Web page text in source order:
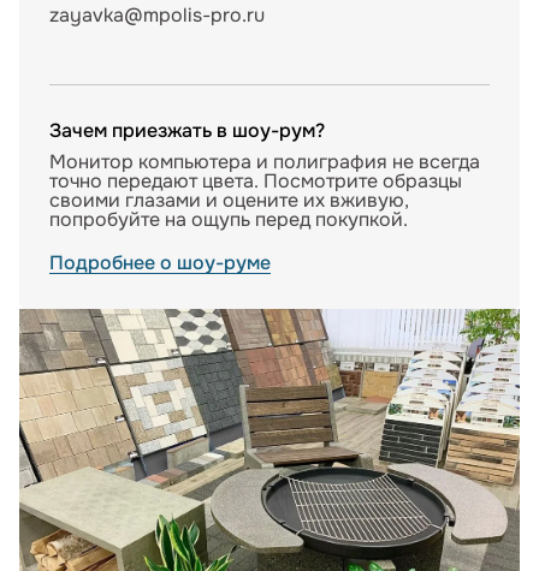
zayavka@mpolis-pro.ru
Зачем приезжать в шоу-рум?
Монитор компьютера и полиграфия не всегда
точно передают цвета. Посмотрите образцы
своими глазами и оцените их вживую,
попробуйте на ощупь перед покупкой.
Подробнее о шоу-руме